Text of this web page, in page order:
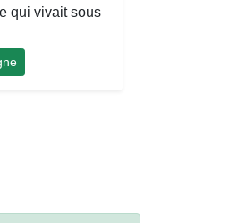
qui vivait sous